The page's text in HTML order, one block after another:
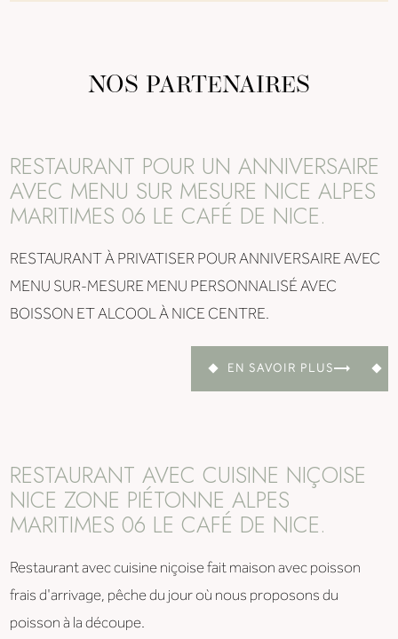
NOS PARTENAIRES
RESTAURANT POUR UN ANNIVERSAIRE
AVEC MENU SUR MESURE NICE ALPES
MARITIMES 06 LE CAFÉ DE NICE.
RESTAURANT À PRIVATISER POUR ANNIVERSAIRE AVEC
MENU SUR-MESURE MENU PERSONNALISÉ AVEC
BOISSON ET ALCOOL À NICE CENTRE.
EN SAVOIR PLUS
RESTAURANT AVEC CUISINE NIÇOISE
NICE ZONE PIÉTONNE ALPES
MARITIMES 06 LE CAFÉ DE NICE.
Restaurant avec cuisine niçoise fait maison avec poisson
frais d'arrivage, pêche du jour où nous proposons du
poisson à la découpe.